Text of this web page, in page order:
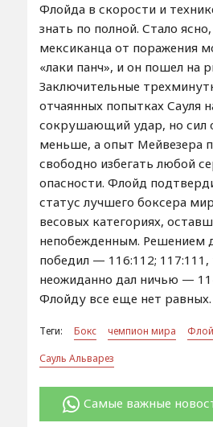
Флойда в скорости и
знать по полной. Стало
мексиканца от поражения
«лаки панч», и он пошел на
Заключительные
отчаянных попытках Сауля
сокрушающий удар, но сил
меньше, а опыт Мейвезера
свободно избегать любой
опасности. Флойд
статус лучшего боксера
весовых категориях,
непобежденным. Решением
победил — 116:112; 117:111,
неожиданно дал ничью —
Флойду все еще нет равных.
Теги: Бокс чемпион мира
Сауль Альварез
Самые важные